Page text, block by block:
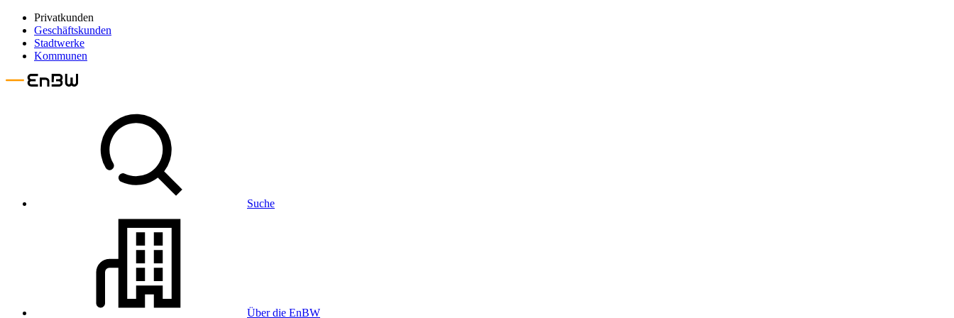
Privatkunden
Geschäftskunden
Stadtwerke
Kommunen
Suche
Über die EnBW